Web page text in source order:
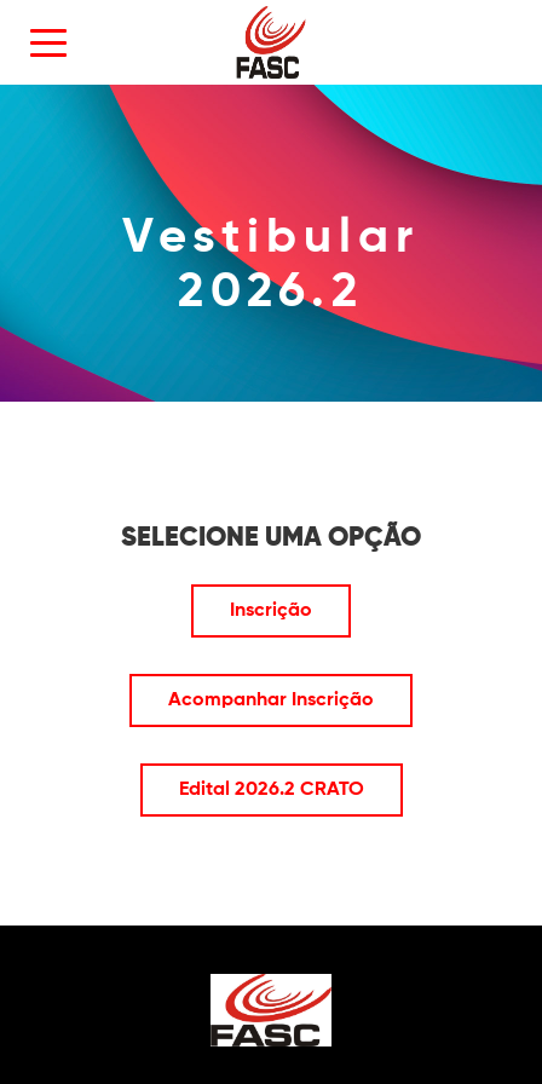
Vestibular
2026.2
SELECIONE UMA OPÇÃO
Inscrição
Acompanhar Inscrição
Edital 2026.2 CRATO